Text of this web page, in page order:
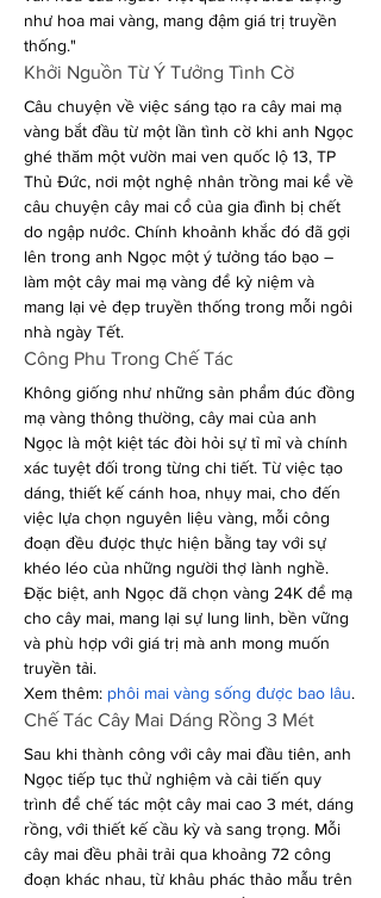
như hoa mai vàng, mang đậm giá trị truyền
thống."
Khởi Nguồn Từ Ý Tưởng Tình Cờ
Câu chuyện về việc sáng tạo ra cây mai mạ
vàng bắt đầu từ một lần tình cờ khi anh Ngọc
ghé thăm một vườn mai ven quốc lộ 13, TP
Thủ Đức, nơi một nghệ nhân trồng mai kể về
câu chuyện cây mai cổ của gia đình bị chết
do ngập nước. Chính khoảnh khắc đó đã gợi
lên trong anh Ngọc một ý tưởng táo bạo –
làm một cây mai mạ vàng để kỷ niệm và
mang lại vẻ đẹp truyền thống trong mỗi ngôi
nhà ngày Tết.
Công Phu Trong Chế Tác
Không giống như những sản phẩm đúc đồng
mạ vàng thông thường, cây mai của anh
Ngọc là một kiệt tác đòi hỏi sự tỉ mỉ và chính
xác tuyệt đối trong từng chi tiết. Từ việc tạo
dáng, thiết kế cánh hoa, nhụy mai, cho đến
việc lựa chọn nguyên liệu vàng, mỗi công
đoạn đều được thực hiện bằng tay với sự
khéo léo của những người thợ lành nghề.
Đặc biệt, anh Ngọc đã chọn vàng 24K để mạ
cho cây mai, mang lại sự lung linh, bền vững
và phù hợp với giá trị mà anh mong muốn
truyền tải.
Xem thêm: phôi mai vàng sống được bao lâu.
Chế Tác Cây Mai Dáng Rồng 3 Mét
Sau khi thành công với cây mai đầu tiên, anh
Ngọc tiếp tục thử nghiệm và cải tiến quy
trình để chế tác một cây mai cao 3 mét, dáng
rồng, với thiết kế cầu kỳ và sang trọng. Mỗi
cây mai đều phải trải qua khoảng 72 công
đoạn khác nhau, từ khâu phác thảo mẫu trên